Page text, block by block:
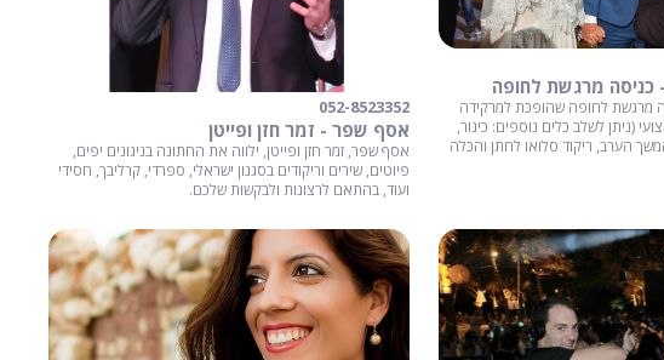
כניסה מרגשת לחופה
מרגשת לחופה שהופכת למרקידה
(ניתן לשלב כלים נוספים: כינור,
הערב, ריקוד סלואו לחתן והכלה
052-8523352
אסף שפר - זמר חזן ופייטן
אסף שפר, זמר חזן ופייטן, ילווה את החתונה בניגונים יפים,
פיוטים, שירים וריקודים בסגנון ישראלי, ספרדי, קרליבך, חסידי
ועוד, בהתאם לרצונות ולבקשות שלכם.